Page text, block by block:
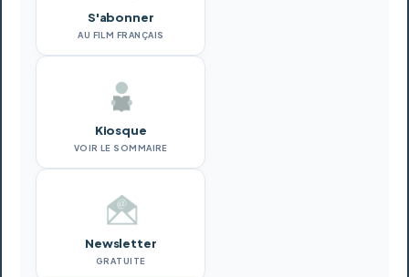
S'abonner
AU FILM FRANÇAIS
Kiosque
VOIR LE SOMMAIRE
Newsletter
GRATUITE